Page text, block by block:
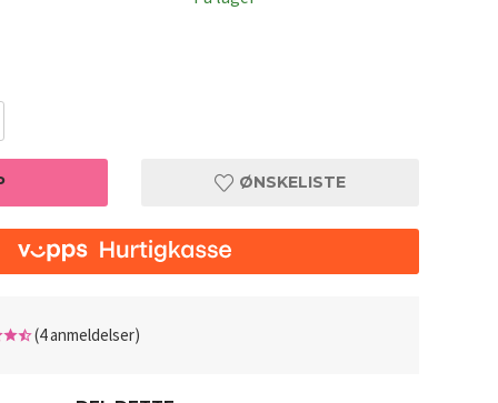
200ml
ØNSKELISTE
(4 anmeldelser)